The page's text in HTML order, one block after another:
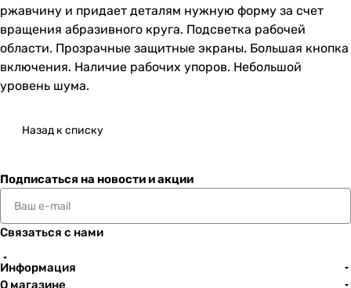
ржавчину и придает деталям нужную форму за счет
вращения абразивного круга. Подсветка рабочей
области. Прозрачные защитные экраны. Большая кнопка
включения. Наличие рабочих упоров. Небольшой
уровень шума.
Назад к списку
Подписаться на новости и акции
Связаться с нами
Информация
О магазине